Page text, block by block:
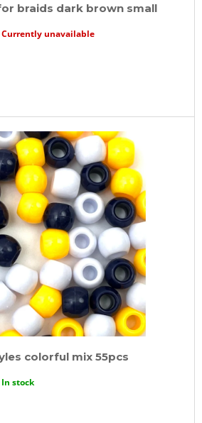
brown small
Currently unavailable
colorful mix 55pcs
In stock